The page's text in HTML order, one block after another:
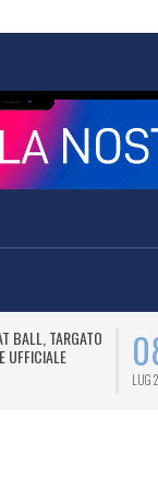
BALL, TARGATO
UFFICIALE
LUG